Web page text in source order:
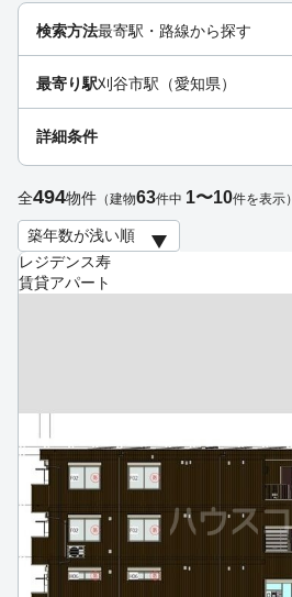
レジデンス寿
賃貸アパート
検索方法最寄駅・路線から探す
最寄り駅刈谷市駅（愛知県）
詳細条件
全494物件 （建物63件中 1〜10件を表示）